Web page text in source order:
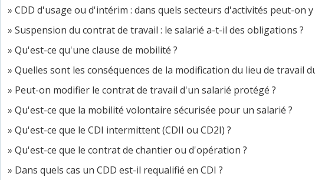
CDD d'usage ou d'intérim : dans quels secteurs d'activités peut-on
Suspension du contrat de travail : le salarié a-t-il des obligations ?
Qu'est-ce qu'une clause de mobilité ?
Quelles sont les conséquences de la modification du lieu de travail
Peut-on modifier le contrat de travail d'un salarié protégé ?
Qu'est-ce que la mobilité volontaire sécurisée pour un salarié ?
Qu'est-ce que le CDI intermittent (CDII ou CD2I) ?
Qu'est-ce que le contrat de chantier ou d'opération ?
Dans quels cas un CDD est-il requalifié en CDI ?